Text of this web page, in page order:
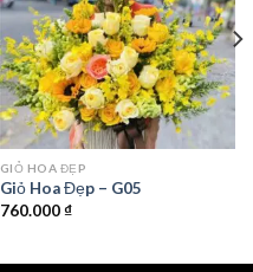
GIỎ HOA ĐẸP
Giỏ Hoa Đẹp – G05
760.000₫